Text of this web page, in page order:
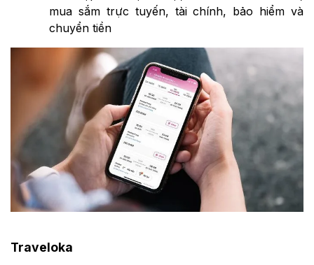
mua sắm trực tuyến, tài chính, bảo hiểm và
chuyển tiền
Traveloka